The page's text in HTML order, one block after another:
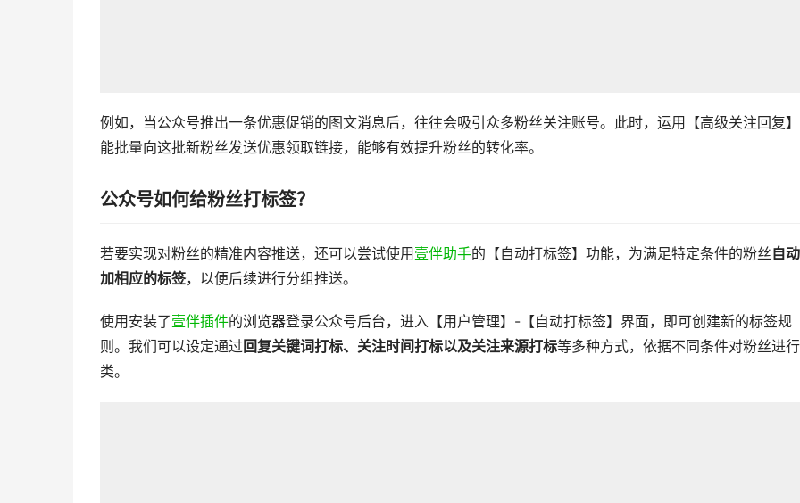
例如，当公众号推出一条优惠促销的图文消息后，往往会吸引众多粉丝关注账号。此时，运用【高级关注回复
能批量向这批新粉丝发送优惠领取链接，能够有效提升粉丝的转化率。
公众号如何给粉丝打标签？
若要实现对粉丝的精准内容推送，还可以尝试使用 壹伴助手的【自动打标签】功能，为满足特定条件的粉丝自
加相应的标签，以便后续进行分组推送。
使用安装了壹伴插件的浏览器登录公众号后台，进入【用户管理】-【自动打标签】界面，即可创建新的标签规
则。我们可以设定通过 回复关键词打标、关注时间打标以及关注来源打标等多种方式，依据不同条件对粉丝进
类。